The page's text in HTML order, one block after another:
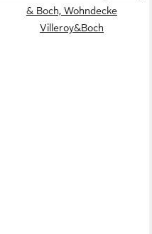
& Boch, Wohndecke
Villeroy&Boch